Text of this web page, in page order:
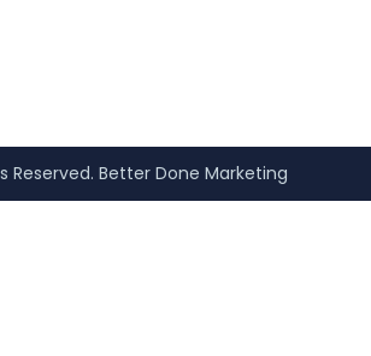
Reserved. Better Done Marketing